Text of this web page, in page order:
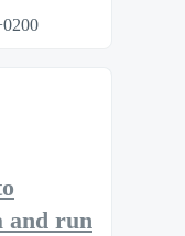
and run